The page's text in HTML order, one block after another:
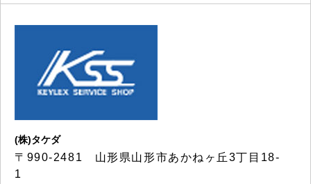
(株)タケダ
〒990-2481 山形県山形市あかねヶ丘3丁目18-
1